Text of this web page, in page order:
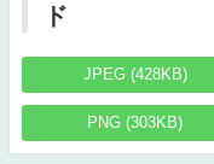
ド
JPEG (428KB)
PNG (303KB)